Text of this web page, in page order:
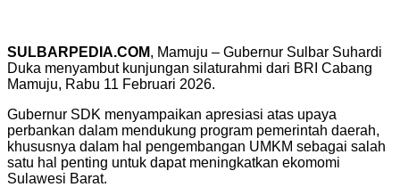
SULBARPEDIA.COM, Mamuju – Gubernur Sulbar Suhardi
Duka menyambut kunjungan silaturahmi dari BRI Cabang
Mamuju, Rabu 11 Februari 2026.
Gubernur SDK menyampaikan apresiasi atas upaya
perbankan dalam mendukung program pemerintah daerah,
khususnya dalam hal pengembangan UMKM sebagai salah
satu hal penting untuk dapat meningkatkan ekomomi
Sulawesi Barat.